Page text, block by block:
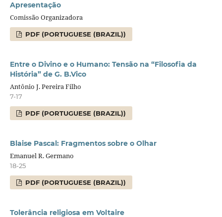
Apresentação
Comissão Organizadora
PDF (PORTUGUESE (BRAZIL))
Entre o Divino e o Humano: Tensão na “Filosofia da
História” de G. B.Vico
Antônio J. Pereira Filho
7-17
PDF (PORTUGUESE (BRAZIL))
Blaise Pascal: Fragmentos sobre o Olhar
Emanuel R. Germano
18-25
PDF (PORTUGUESE (BRAZIL))
Tolerância religiosa em Voltaire